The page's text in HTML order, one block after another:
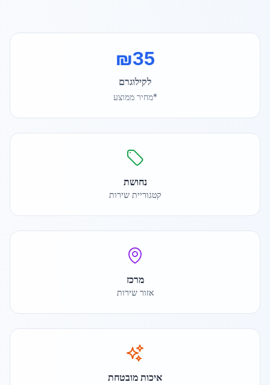
₪35
לקילוגרם
*מחיר ממוצע
נחושת
קטגוריית שירות
מרכז
אזור שירות
איכות מובטחת